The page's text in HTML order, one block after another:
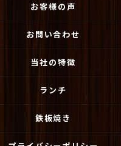
お客様の声
お問い合わせ
当社の特徴
ランチ
鉄板焼き